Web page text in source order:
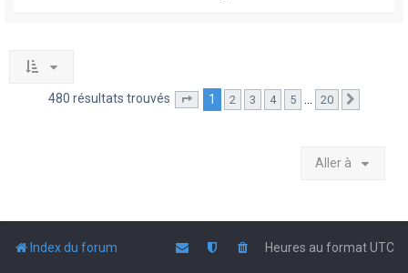
480 résultats trouvés Page sur20
1 2 3 4 5 … 20
Aller à
Index du forum Heures au formatUTC